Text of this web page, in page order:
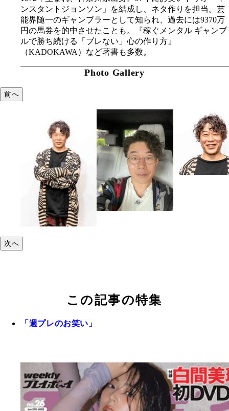
ンスタントジョンソン」を結成し、ネタ作りを担当。芸
能界随一のギャンブラーとして知られ、過去には9370万
円の馬券を的中させたことも。『稼ぐメンタル ギャンブ
ルで勝ち続ける「ブレない」心の作り方』
（KADOKAWA）など著書も多数。
Photo Gallery
前へ
次へ
この記事の特集
「週プレのお笑い」